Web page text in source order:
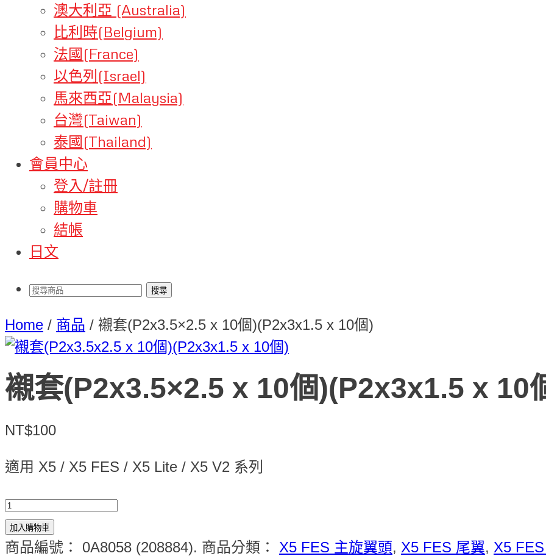
澳大利亞 (Australia)
比利時(Belgium)
法國(France)
以色列(Israel)
馬來西亞(Malaysia)
台灣(Taiwan)
泰國(Thailand)
會員中心
登入/註冊
購物車
結帳
日文
Home / 商品 / 襯套(P2x3.5×2.5 x 10個)(P2x3x1.5 x 10個)
襯套(P2x3.5×2.5 x 10個)(P2x3x1.5 x 10
NT$100
適用 X5 / X5 FES / X5 Lite / X5 V2 系列
加入購物車
商品編號： 0A8058 (208884). 商品分類： X5 FES 主旋翼頭, X5 FES 尾翼, X5